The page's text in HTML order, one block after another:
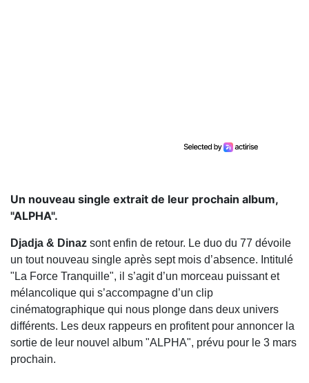
Un nouveau single extrait de leur prochain album,
"ALPHA".
Djadja & Dinaz sont enfin de retour. Le duo du 77 dévoile
un tout nouveau single après sept mois d’absence. Intitulé
"La Force Tranquille", il s’agit d’un morceau puissant et
mélancolique qui s’accompagne d’un clip
cinématographique qui nous plonge dans deux univers
différents. Les deux rappeurs en profitent pour annoncer la
sortie de leur nouvel album "ALPHA", prévu pour le 3 mars
prochain.